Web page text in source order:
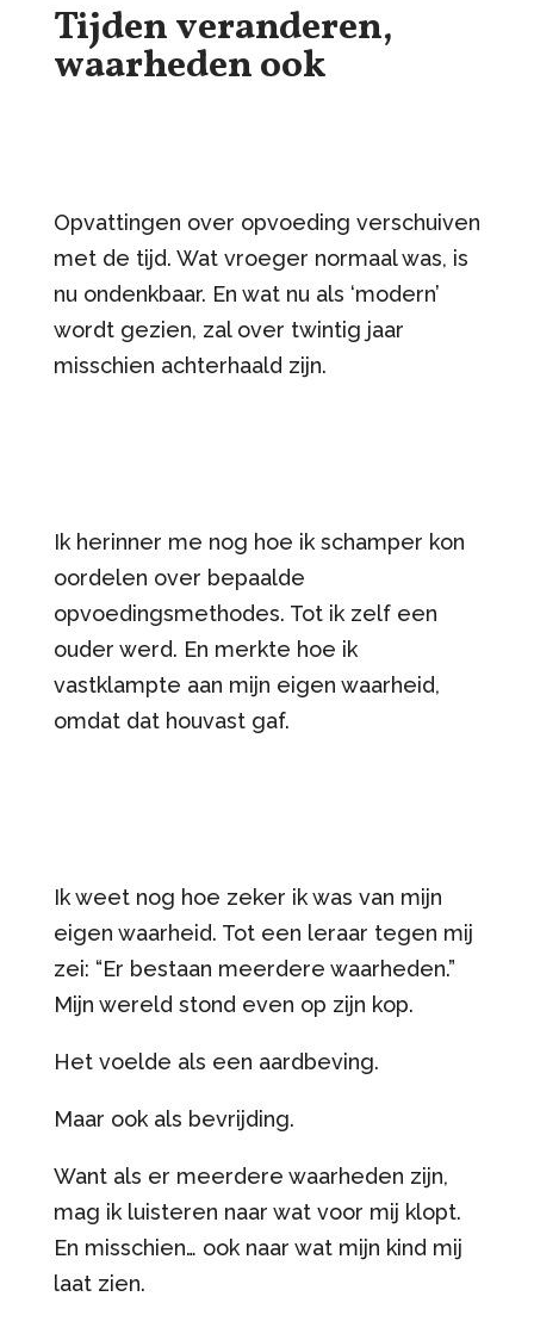
Tijden veranderen,
waarheden ook
Opvattingen over opvoeding verschuiven
met de tijd. Wat vroeger normaal was, is
nu ondenkbaar. En wat nu als ‘modern’
wordt gezien, zal over twintig jaar
misschien achterhaald zijn.
Ik herinner me nog hoe ik schamper kon
oordelen over bepaalde
opvoedingsmethodes. Tot ik zelf een
ouder werd. En merkte hoe ik
vastklampte aan mijn eigen waarheid,
omdat dat houvast gaf.
Ik weet nog hoe zeker ik was van mijn
eigen waarheid. Tot een leraar tegen mij
zei: “Er bestaan meerdere waarheden.”
Mijn wereld stond even op zijn kop.
Het voelde als een aardbeving.
Maar ook als bevrijding.
Want als er meerdere waarheden zijn,
mag ik luisteren naar wat voor mij klopt.
En misschien… ook naar wat mijn kind mij
laat zien.